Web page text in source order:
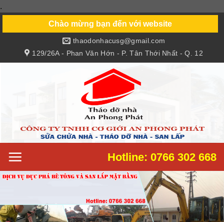
.
content
Chào mừng bạn đến với website
129/26A - Phan Văn Hớn - P. Tân Thới Nhất - Q. 12
thaodonhacusg@gmail.com
Hotline: 0766 302 668